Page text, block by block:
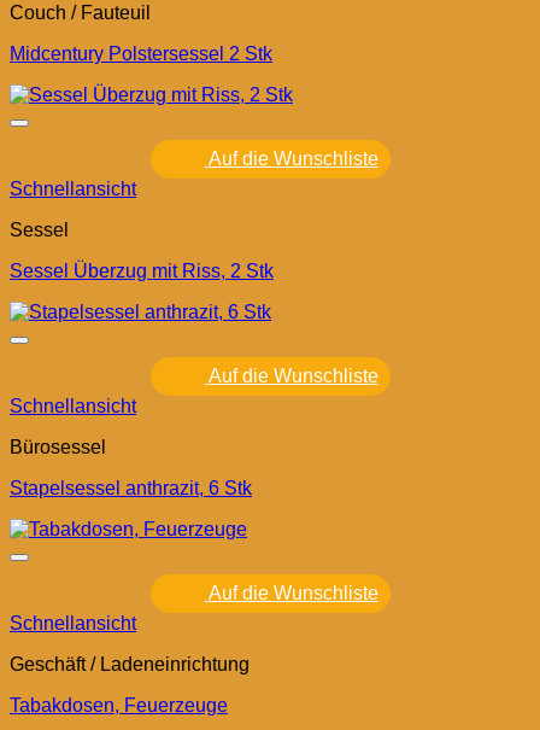
Couch / Fauteuil
Midcentury Polstersessel 2 Stk
Auf die Wunschliste
Schnellansicht
Sessel
Sessel Überzug mit Riss, 2 Stk
Auf die Wunschliste
Schnellansicht
Bürosessel
Stapelsessel anthrazit, 6 Stk
Auf die Wunschliste
Schnellansicht
Geschäft / Ladeneinrichtung
Tabakdosen, Feuerzeuge